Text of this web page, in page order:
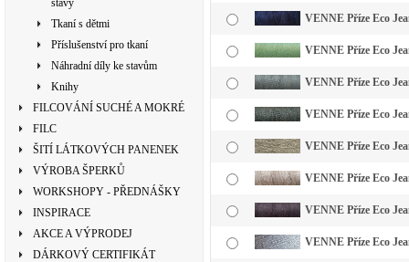
stavy
Tkaní s dětmi
Příslušenství pro tkaní
Náhradní díly ke stavům
Knihy
FILCOVÁNÍ SUCHÉ A MOKRÉ
FILC
ŠITÍ LÁTKOVÝCH PANENEK
VÝROBA ŠPERKŮ
WORKSHOPY - PŘEDNÁŠKY
INSPIRACE
AKCE A VÝPRODEJ
DÁRKOVÝ CERTIFIKÁT
VENNE Příze Eco
VENNE Příze Eco
VENNE Příze Eco
VENNE Příze Eco
VENNE Příze Eco
VENNE Příze Eco
VENNE Příze Eco
VENNE Příze Eco